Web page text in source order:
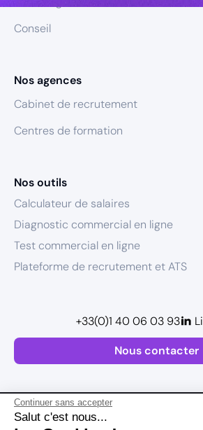
Continuer sans accepter
Salut c'est nous...
Conseil
Nos agences
Cabinet de recrutement
Centres de formation
Nos outils
Calculateur de salaires
Diagnostic commercial en ligne
Test commercial en ligne
Plateforme de recrutement et ATS
Nous contacter
+33(0)1 40 06 03 93